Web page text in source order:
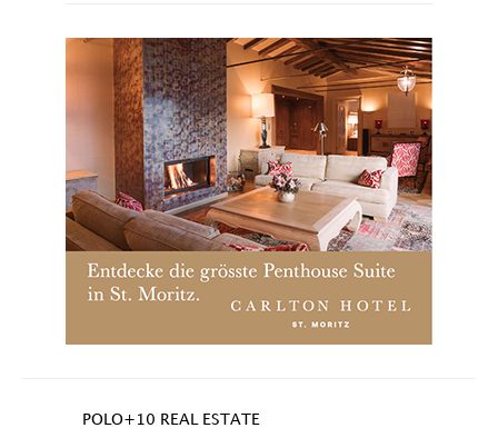
POLO+10 REAL ESTATE